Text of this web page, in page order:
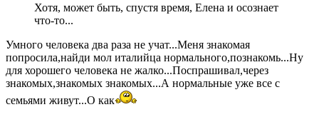
Хотя, может быть, спустя время, Елена и осознает
что-то...
Умного человека два раза не учат...Меня знакомая
попросила,найди мол италийца нормального,познакомь...Ну
для хорошего человека не жалко...Поспрашивал,через
знакомых,знакомых знакомых...А нормальные уже все с
семьями живут...О как